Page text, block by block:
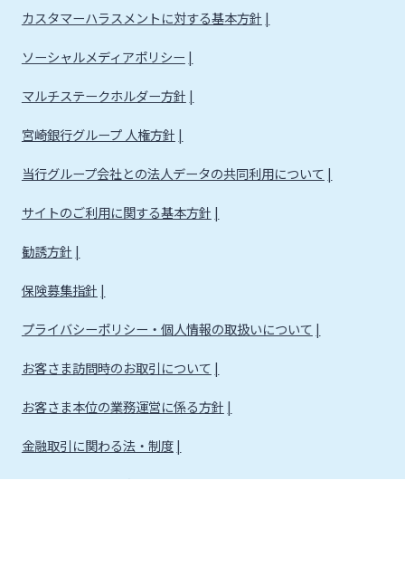
カスタマーハラスメントに対する基本方針
ソーシャルメディアポリシー
マルチステークホルダー方針
宮崎銀行グループ 人権方針
当行グループ会社との法人データの共同利用について
サイトのご利用に関する基本方針
勧誘方針
保険募集指針
プライバシーポリシー・個人情報の取扱いについて
お客さま訪問時のお取引について
お客さま本位の業務運営に係る方針
金融取引に関わる法・制度
金融取引に関わる方針